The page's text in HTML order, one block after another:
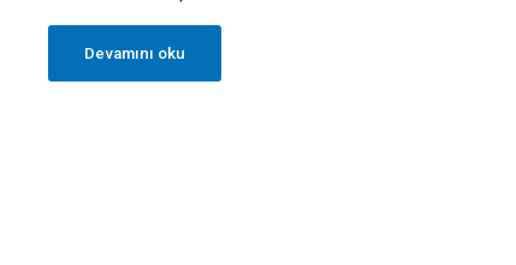
Devamını oku